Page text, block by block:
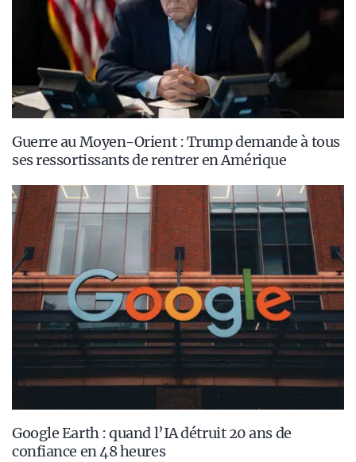
Guerre au Moyen-Orient : Trump demande à tous
ses ressortissants de rentrer en Amérique
Google Earth : quand l’IA détruit 20 ans de
confiance en 48 heures